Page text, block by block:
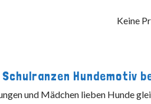
Keine
Hundemotiv
und Mädchen lieben Hunde